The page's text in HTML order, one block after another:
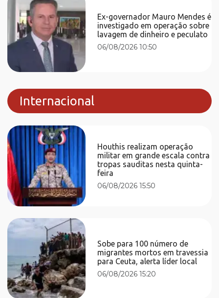
Ex-governador Mauro Mendes é
investigado em operação sobre
lavagem de dinheiro e peculato
06/08/2026 10:50
Internacional
Houthis realizam operação
militar em grande escala contra
tropas sauditas nesta quinta-
feira
06/08/2026 15:50
Sobe para 100 número de
migrantes mortos em travessia
para Ceuta, alerta líder local
06/08/2026 15:20